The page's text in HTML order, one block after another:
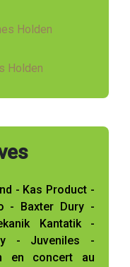
Holden
Holden
- Kas Product -
- Baxter Dury -
Kantatik -
- Juveniles -
en concert au